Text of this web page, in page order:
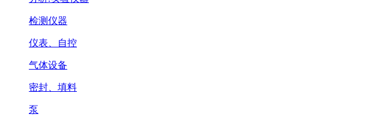
检测仪器
仪表、自控
气体设备
密封、填料
泵